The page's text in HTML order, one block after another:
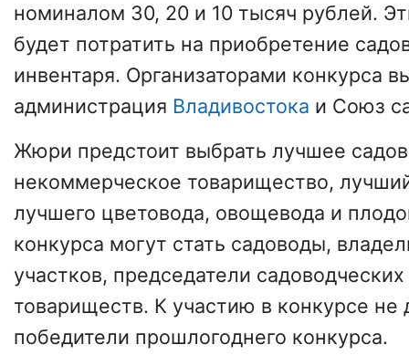
номиналом 30, 20 и 10 тысяч рублей.
будет потратить на приобретение
инвентаря. Организаторами конкурса
администрация Владивостока и Союз
Жюри предстоит выбрать лучшее
некоммерческое товарищество,
лучшего цветовода, овощевода и
конкурса могут стать садоводы,
участков, председатели
товариществ. К участию в конкурсе не
победители прошлогоднего конкурса.